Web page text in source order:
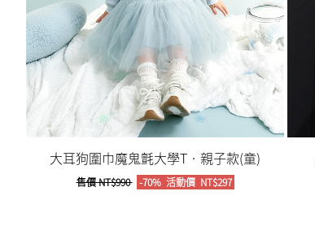
大耳狗圍巾魔鬼氈大學T‧親子款(童)
售價NT$990 -70% 活動價NT$297